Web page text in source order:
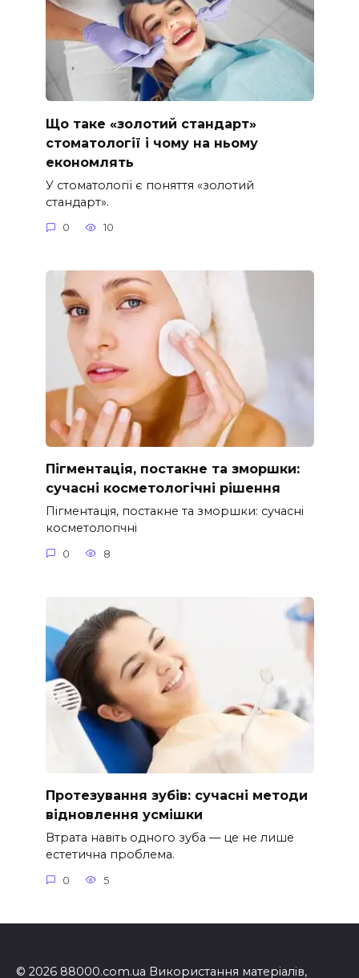
Що таке «золотий стандарт»
стоматології і чому на ньому
економлять
У стоматології є поняття «золотий
стандарт».
0 10
Пігментація, постакне та зморшки:
сучасні косметологічні рішення
Пігментація, постакне та зморшки: сучасні
косметологічні
0 8
Протезування зубів: сучасні методи
відновлення усмішки
Втрата навіть одного зуба — це не лише
естетична проблема.
0 5
© 2026 88000.com.ua Використання матеріалів,